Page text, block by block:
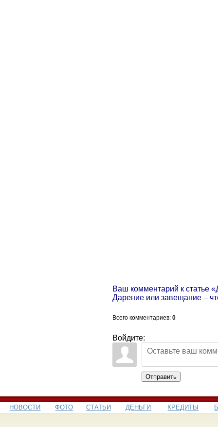
Ваш комментарий к статье
Дарение или завещание –
Всего комментариев: 0
Войдите:
Отправить
НОВОСТИ ФОТО СТАТЬИ ДЕНЬГИ КРЕДИТЫ